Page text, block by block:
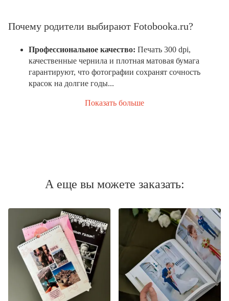
Почему родители выбирают Fotobooka.ru?
Профессиональное качество: Печать 300 dpi,
качественные чернила и плотная матовая бумага
гарантируют, что фотографии сохранят сочность
красок на долгие годы...
Показать больше
А еще вы можете заказать: